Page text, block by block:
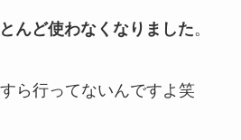
んど使わなくなりました。
ら行ってないんですよ笑